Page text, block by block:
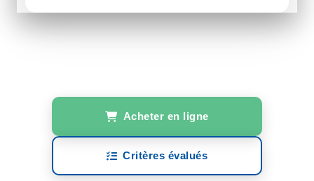
Acheter en ligne
Critères évalués